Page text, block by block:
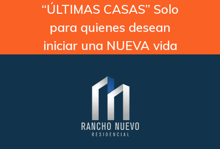
“ÚLTIMAS CASAS” Solo
para quienes desean
iniciar una NUEVA vida